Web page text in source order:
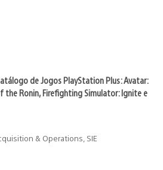
de Jogos PlayStation Plus: Avatar:
the Ronin, Firefighting Simulator: Ignite e
& Operations, SIE